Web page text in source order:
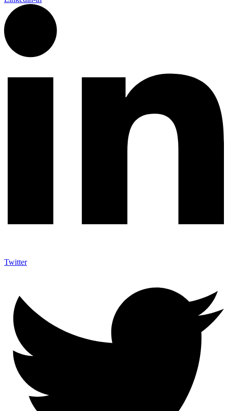
Twitter